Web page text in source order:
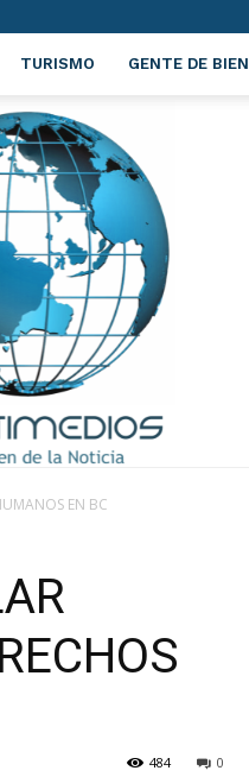
TURISMO GENTE DE BIEN
EN BC
0
484